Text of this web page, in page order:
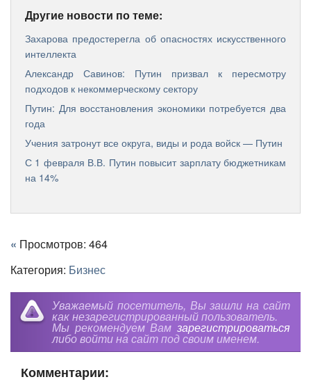
Другие новости по теме:
Захарова предостерегла об опасностях искусственного
интеллекта
Александр Савинов: Путин призвал к пересмотру
подходов к некоммерческому сектору
Путин: Для восстановления экономики потребуется два
года
Учения затронут все округа, виды и рода войск — Путин
С 1 февраля В.В. Путин повысит зарплату бюджетникам
на 14%
« Просмотров: 464
Категория: Бизнес
Уважаемый посетитель, Вы зашли на сайт
как незарегистрированный пользователь.
Мы рекомендуем Вам зарегистрироваться
либо войти на сайт под своим именем.
Комментарии: